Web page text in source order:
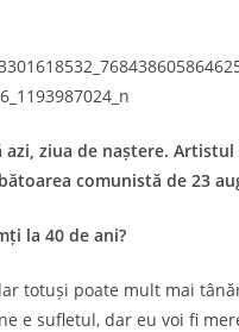
azi, ziua de naștere.
comunistă de 23
la 40 de ani?
totuși poate mult mai
e sufletul, dar eu voi fi